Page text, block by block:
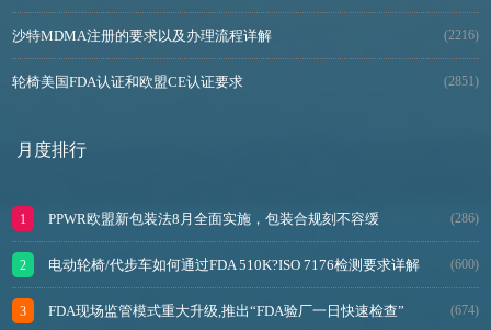
沙特MDMA注册的要求以及办理流程详解 (2216)
轮椅美国FDA认证和欧盟CE认证要求 (2851)
月度排行
PPWR欧盟新包装法8月全面实施，包装合规刻不容缓 (286)
电动轮椅/代步车如何通过FDA 510K?ISO 7176检测要求详解 (600)
FDA现场监管模式重大升级,推出“FDA验厂一日快速检查” (674)